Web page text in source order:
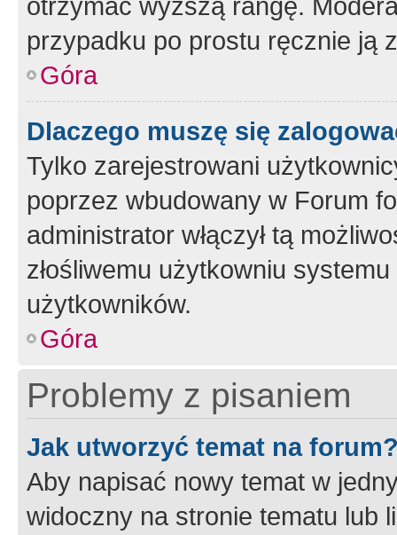
przypadku po prostu ręcznie ją
Góra
Dlaczego muszę się
Tylko zarejestrowani
poprzez wbudowany w Forum
administrator włączył tą
złośliwemu użytkowniu
użytkowników.
Góra
Problemy z pisaniem
Jak utworzyć temat na
Aby napisać nowy temat w
widoczny na stronie tematu lub